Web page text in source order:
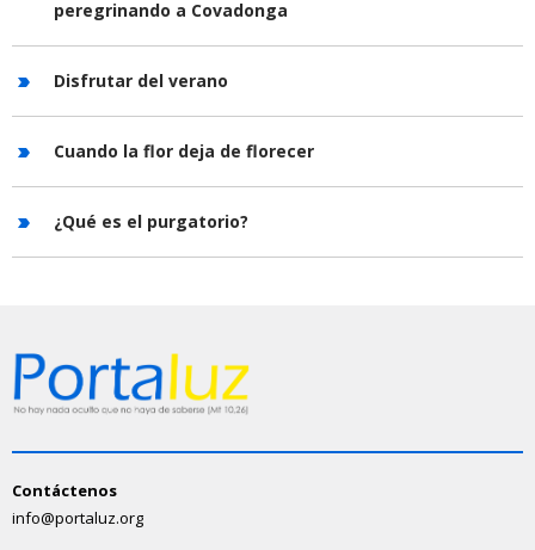
peregrinando a Covadonga
Disfrutar del verano
Cuando la flor deja de florecer
¿Qué es el purgatorio?
Contáctenos
info@portaluz.org